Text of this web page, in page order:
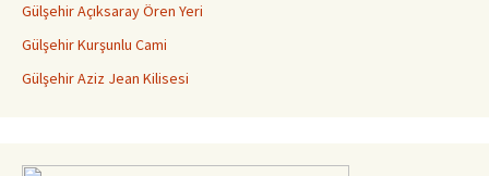
Gülşehir Açıksaray Ören Yeri
Gülşehir Kurşunlu Cami
Gülşehir Aziz Jean Kilisesi